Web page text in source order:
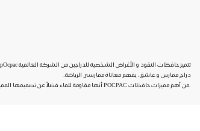
دراج ممارس و عاشق، يفهم معاناة ممارسي الرياضة.
.من أهم مميزات حافظات POCPAC أنها مقاومة للماء فضلاً عن تصميمها المميز العملي و الجميل، مناسبة للجيب الخلفي للجيرزي ( قميص الدراجة )لمعرفة المناسب لموبايلك الأبعاد : ١٠١ ملم x ١٨٢ ملم